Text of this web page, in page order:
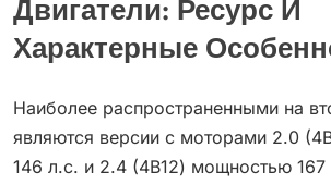
Двигатели: Ресурс И
Характерные
Наиболее распространенными на
являются версии с моторами 2.0
146 л.с. и 2.4 (4B12) мощностью